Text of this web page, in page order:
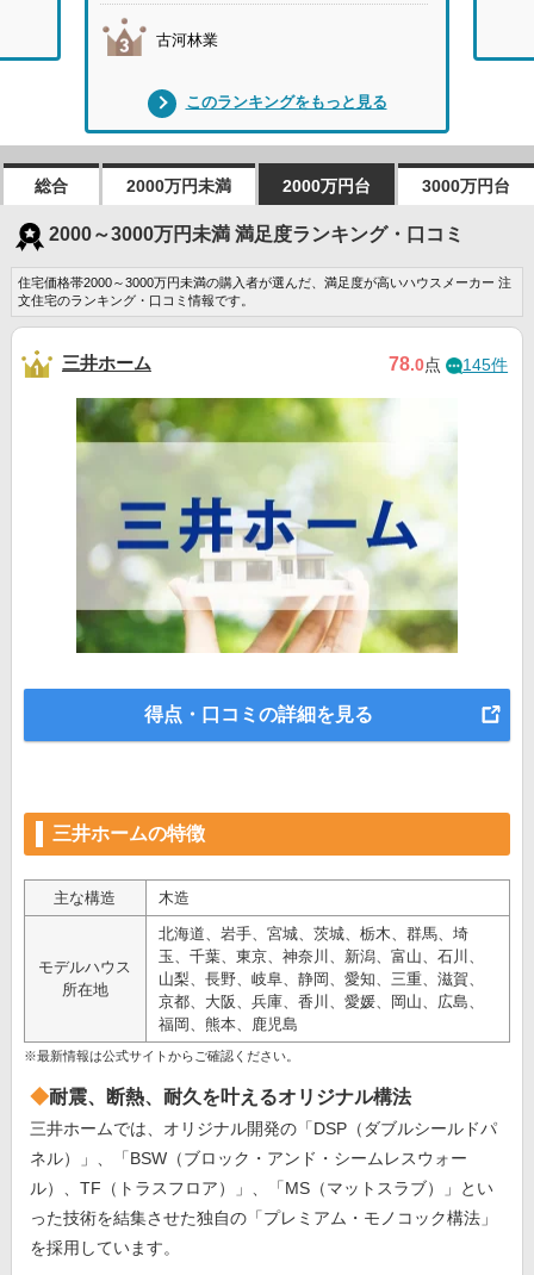
古河林業
このランキングをもっと見る
総合 2000万円未満 2000万円台 3000万円台
2000～3000万円未満 満足度ランキング・口コミ
住宅価格帯2000～3000万円未満の購入者が選んだ、満足度が高いハウスメーカー 注
文住宅のランキング・口コミ情報です。
三井ホーム 78.0点 145件
得点・口コミの詳細を見る
三井ホームの特徴
主な構造 木造
モデルハウス
所在地
北海道、岩手、宮城、茨城、栃木、群馬、埼
玉、千葉、東京、神奈川、新潟、富山、石川、
山梨、長野、岐阜、静岡、愛知、三重、滋賀、
京都、大阪、兵庫、香川、愛媛、岡山、広島、
福岡、熊本、鹿児島
※最新情報は公式サイトからご確認ください。
耐震、断熱、耐久を叶えるオリジナル構法
三井ホームでは、オリジナル開発の「DSP（ダブルシールドパ
ネル）」、「BSW（ブロック・アンド・シームレスウォー
ル）、TF（トラスフロア）」、「MS（マットスラブ）」とい
った技術を結集させた独自の「プレミアム・モノコック構法」
を採用しています。